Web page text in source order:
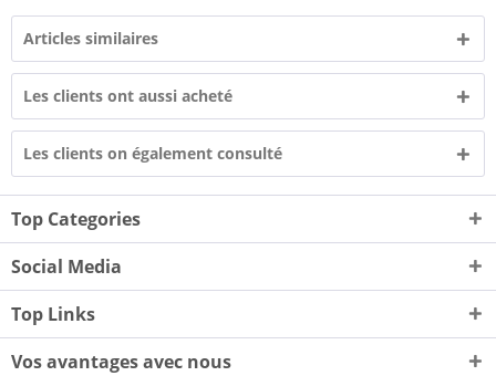
Articles similaires
Les clients ont aussi acheté
Les clients on également consulté
Top Categories
Social Media
Top Links
Vos avantages avec nous